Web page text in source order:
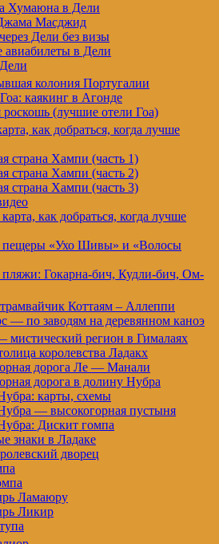
Хумаюна в Дели
Масджид
Дели без визы
в Дели
колония Португалии
каякинг в Агонде
роскошь (лучшие отели Гоа)
как добраться, когда лучше
страна Хампи (часть 1)
страна Хампи (часть 2)
страна Хампи (часть 3)
как добраться, когда лучше
пещеры «Ухо Шивы» и «Волосы
пляжи: Гокарна-бич, Кудли-бич, Ом-
Коттаям – Аллеппи
— по заводям на деревянном каноэ
мистический регион в Гималаях
королевства Ладакх
дорога Ле — Манали
дорога в долину Нубра
карты, схемы
— высокогорная пустыня
Дискит гомпа
знаки в Ладаке
дворец
Ламаюру
Ликир